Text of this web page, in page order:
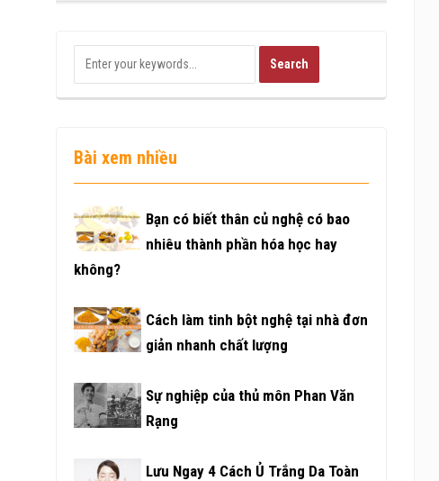
Bài xem nhiều
Bạn có biết thân củ nghệ có bao
nhiêu thành phần hóa học hay
không?
Cách làm tinh bột nghệ tại nhà đơn
giản nhanh chất lượng
Sự nghiệp của thủ môn Phan Văn
Rạng
Lưu Ngay 4 Cách Ủ Trắng Da Toàn